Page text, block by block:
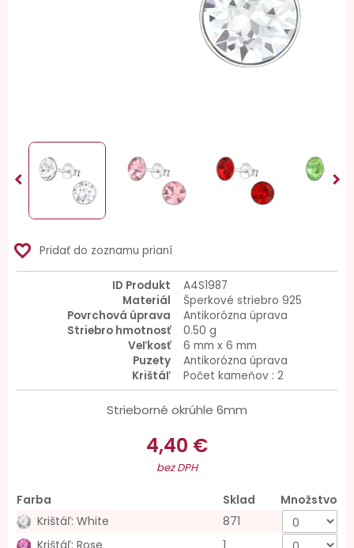
 
favorite_border Pridať do zoznamu prianí
ID Produkt
A4S1987
Materiál
Šperkové striebro 925
Povrchová úprava
Antikorózna úprava
Striebro hmotnosť
0.50 g
Veľkosť
6 mm x 6 mm
Puzety
Antikorózna úprava
Krištáľ
Počet kameňov : 2
Strieborné okrúhle 6mm
4,40 €
bez DPH
Farba Sklad
Množstvo
Krištáľ: White
871
Krištáľ: Rose
1